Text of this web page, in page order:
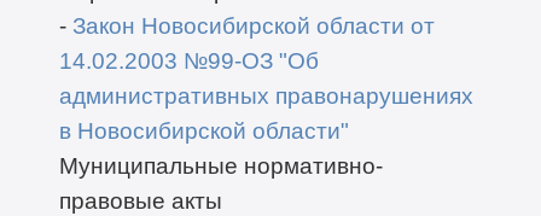
- Закон Новосибирской области от
14.02.2003 №99-ОЗ "Об
административных правонарушениях
в Новосибирской области"
Муниципальные нормативно-
правовые акты